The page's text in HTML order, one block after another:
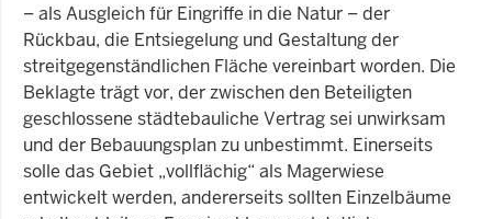
– als Ausgleich für Eingriffe in die Natur – der
Rückbau, die Entsiegelung und Gestaltung der
streitgegenständlichen Fläche vereinbart worden. Die
Beklagte trägt vor, der zwischen den Beteiligten
geschlossene städtebauliche Vertrag sei unwirksam
und der Bebauungsplan zu unbestimmt. Einerseits
solle das Gebiet „vollflächig“ als Magerwiese
entwickelt werden, andererseits sollten Einzelbäume